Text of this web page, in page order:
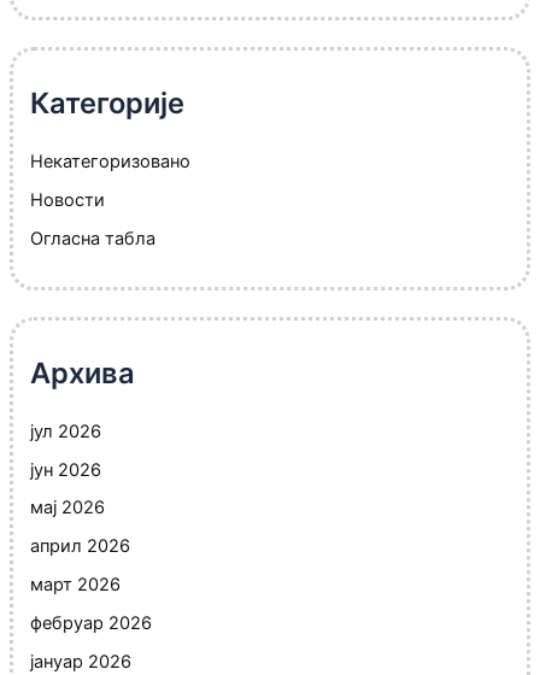
Категорије
Некатегоризовано
Новости
Огласна табла
Архива
јул 2026
јун 2026
мај 2026
април 2026
март 2026
фебруар 2026
јануар 2026